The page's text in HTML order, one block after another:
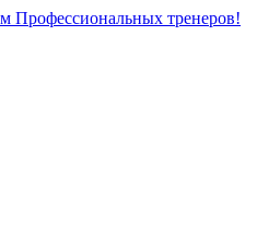
Профессиональных тренеров!